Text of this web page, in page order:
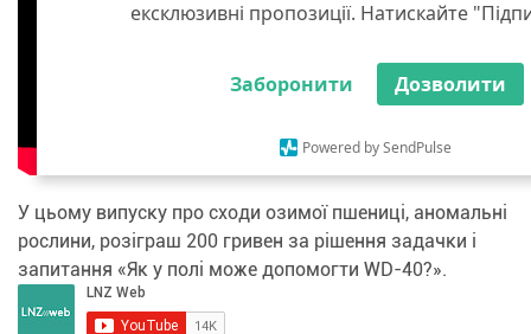
ексклюзивні пропозиції. Натискайте
Заборонити Дозволити
Powered by SendPulse
У цьому випуску про сходи озимої пшениці, аномальні
рослини, розіграш 200 гривен за рішення задачки і
запитання «Як у полі може допомогти WD-40?».